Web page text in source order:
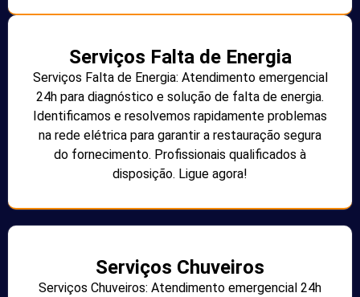
Serviços Falta de Energia
Serviços Falta de Energia: Atendimento emergencial
24h para diagnóstico e solução de falta de energia.
Identificamos e resolvemos rapidamente problemas
na rede elétrica para garantir a restauração segura
do fornecimento. Profissionais qualificados à
disposição. Ligue agora!
Serviços Chuveiros
Serviços Chuveiros: Atendimento emergencial 24h